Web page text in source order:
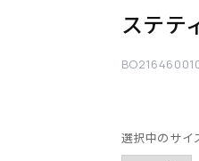
ステテ
選択中のサイ